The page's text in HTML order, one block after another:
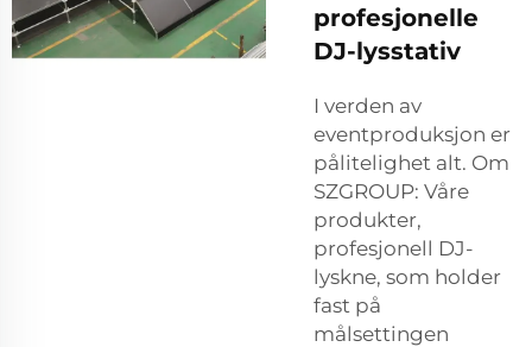
profesjonelle
DJ-lysstativ
I verden av
eventproduksjon er
pålitelighet alt. Om
SZGROUP: Våre
produkter,
profesjonell DJ-
lyskne, som holder
fast på
målsettingen